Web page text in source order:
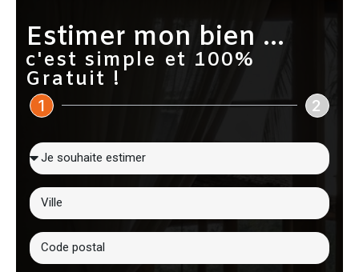
Estimer mon bien ...
c'est simple et 100%
Gratuit !
1 2